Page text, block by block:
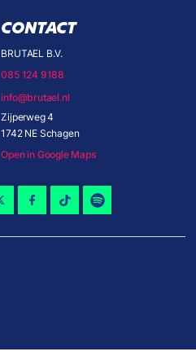
CONTACT
BRUTAEL B.V.
085 124 9188
info@brutael.nl
Zijperweg 4
1742 NE Schagen
Open in Google Maps